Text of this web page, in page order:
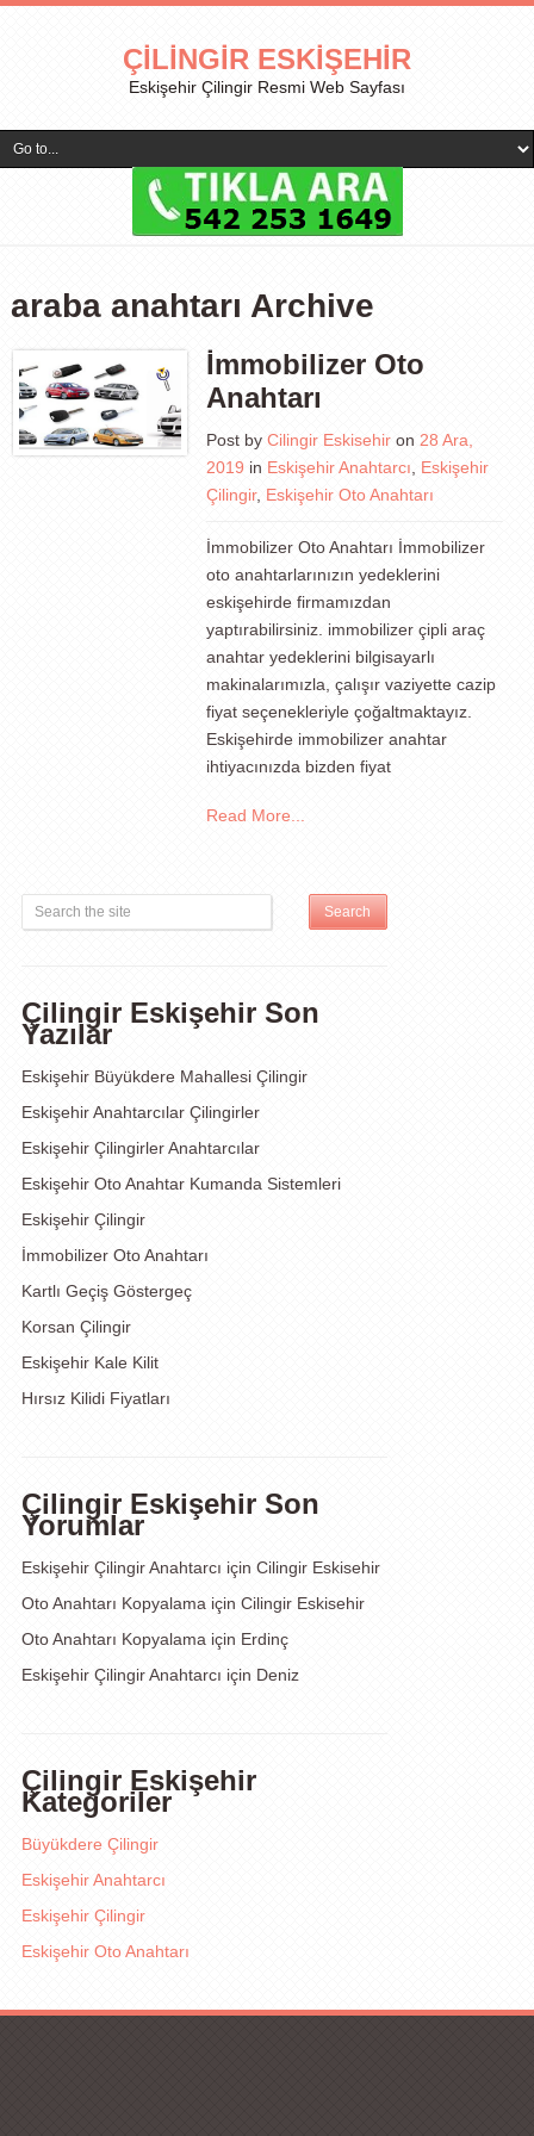
ÇILINGIR ESKIŞEHIR
Eskişehir Çilingir Resmi Web Sayfası
araba anahtarı Archive
İmmobilizer Oto
Anahtarı
Post byCilingir Eskisehir on 28 Ara,
2019 in Eskişehir Anahtarcı
Eskişehir
Çilingir, Eskişehir Oto Anahtarı
İmmobilizer Oto Anahtarı İmmobilizer
oto anahtarlarınızın yedeklerini
eskişehirde firmamızdan
yaptırabilirsiniz. immobilizer çipli araç
anahtar yedeklerini bilgisayarlı
makinalarımızla, çalışır vaziyette cazip
fiyat seçenekleriyle çoğaltmaktayız.
Eskişehirde immobilizer anahtar
ihtiyacınızda bizden fiyat
Read More...
Çilingir Eskişehir Son
Yazılar
Eskişehir Büyükdere Mahallesi Çilingir
Eskişehir Anahtarcılar Çilingirler
Eskişehir Çilingirler Anahtarcılar
Eskişehir Oto Anahtar Kumanda Sistemleri
Eskişehir Çilingir
İmmobilizer Oto Anahtarı
Kartlı Geçiş Göstergeç
Korsan Çilingir
Eskişehir Kale Kilit
Hırsız Kilidi Fiyatları
Çilingir Eskişehir Son
Yorumlar
Eskişehir Çilingir Anahtarcı için Cilingir Eskisehir
Oto Anahtarı Kopyalama için Cilingir Eskisehir
Oto Anahtarı Kopyalama için Erdinç
Eskişehir Çilingir Anahtarcı için Deniz
Çilingir Eskişehir
Kategoriler
Büyükdere Çilingir
Eskişehir Anahtarcı
Eskişehir Çilingir
Eskişehir Oto Anahtarı